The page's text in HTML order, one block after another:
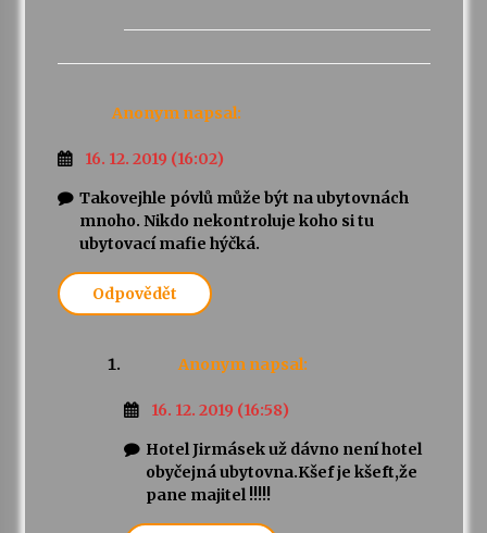
Anonym napsal:
16. 12. 2019 (16:02)
Takovejhle póvlů může být na ubytovnách
mnoho. Nikdo nekontroluje koho si tu
ubytovací mafie hýčká.
Odpovědět
Anonym napsal:
16. 12. 2019 (16:58)
Hotel Jirmásek už dávno není hotel
obyčejná ubytovna.Kšef je kšeft,že
pane majitel !!!!!